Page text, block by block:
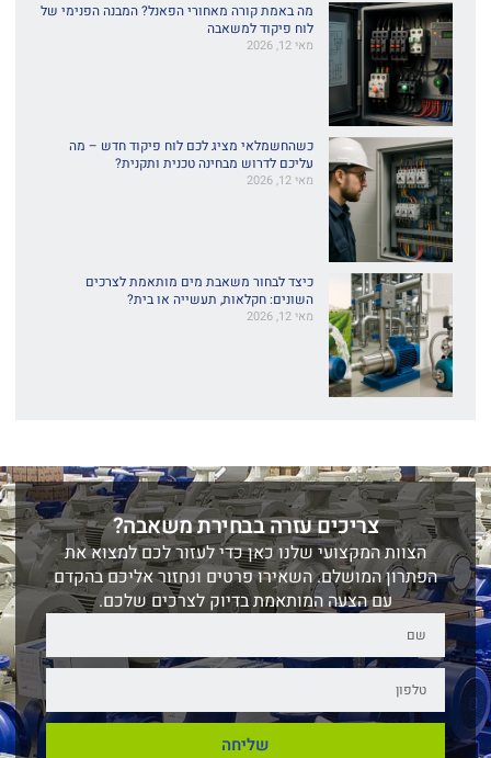
מה באמת קורה מאחורי הפאנל? המבנה הפנימי של
לוח פיקוד למשאבה
מאי 12, 2026
כשהחשמלאי מציג לכם לוח פיקוד חדש – מה
עליכם לדרוש מבחינה טכנית ותקנית?
מאי 12, 2026
כיצד לבחור משאבת מים מותאמת לצרכים
השונים: חקלאות, תעשייה או בית?
מאי 12, 2026
צריכים עזרה בבחירת משאבה?
הצוות המקצועי שלנו כאן כדי לעזור לכם למצוא את
הפתרון המושלם. השאירו פרטים ונחזור אליכם בהקדם
עם הצעה המותאמת בדיוק לצרכים שלכם.
שליחה